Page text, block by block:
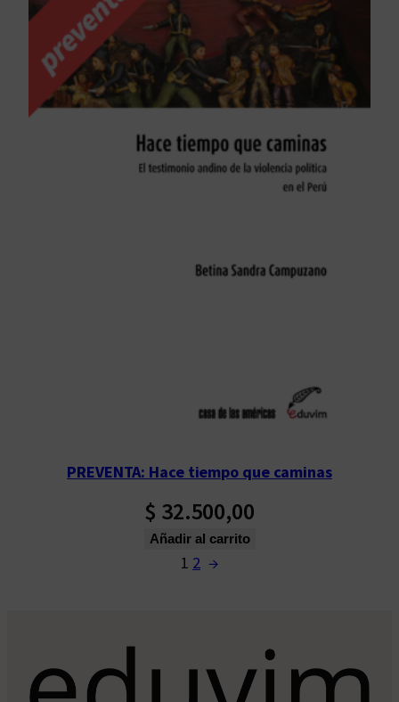
PREVENTA: Hace tiempo que caminas
$ 32.500,00
Añadir al carrito
1 2 →